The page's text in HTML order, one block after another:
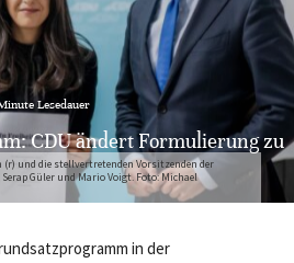
und die stellvertretenden Vorsitzenden der
Güler und Mario Voigt. Foto: Michael
Lesedauer
CDU ändert Formulierung zu
in der